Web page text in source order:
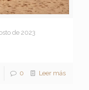
de 2023
0 Leer más